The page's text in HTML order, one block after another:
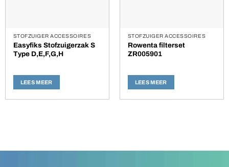
STOFZUIGER ACCESSOIRES
Easyfiks Stofzuigerzak S
Type D,E,F,G,H
LEES MEER
STOFZUIGER ACCESSOIRES
Rowenta filterset
ZR005901
LEES MEER